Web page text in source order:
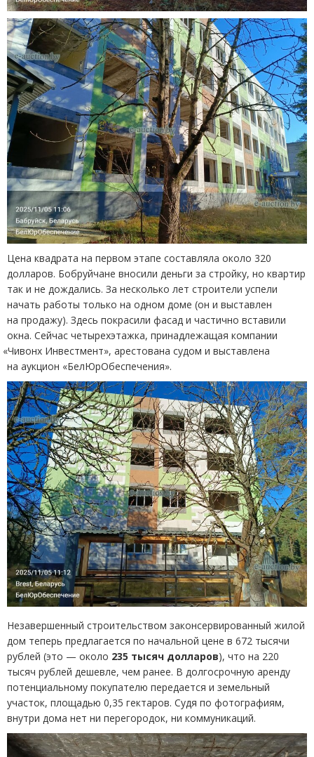
Цена квадрата на первом этапе составляла около 320
долларов. Бобруйчане вносили деньги за стройку, но квартир
так и не дождались. За несколько лет строители успели
начать работы только на одном доме (он и выставлен
на продажу). Здесь покрасили фасад и частично вставили
окна. Сейчас четырехэтажка, принадлежащая компании
«Чивонх Инвестмент», арестована судом и выставлена
на аукцион «БелЮрОбеспечения».
Незавершенный строительством законсервированный жилой
дом теперь предлагается по начальной цене в 672 тысячи
рублей (это — около 235 тысяч долларов), что на 220
тысяч рублей дешевле, чем ранее. В долгосрочную аренду
потенциальному покупателю передается и земельный
участок, площадью 0,35 гектаров. Судя по фотографиям,
внутри дома нет ни перегородок, ни коммуникаций.